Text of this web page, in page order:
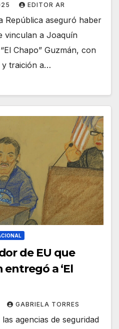
EDITOR AR
República aseguró haber
vinculan a Joaquín
Chapo” Guzmán, con
y traición a…
de EU que
a ‘El
GABRIELA TORRES
agencias de seguridad